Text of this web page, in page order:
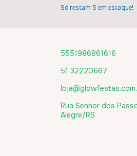
Só restam 5 em estoque!
5551986861616
51 32220667
Rua Senhor dos
Alegre/RS